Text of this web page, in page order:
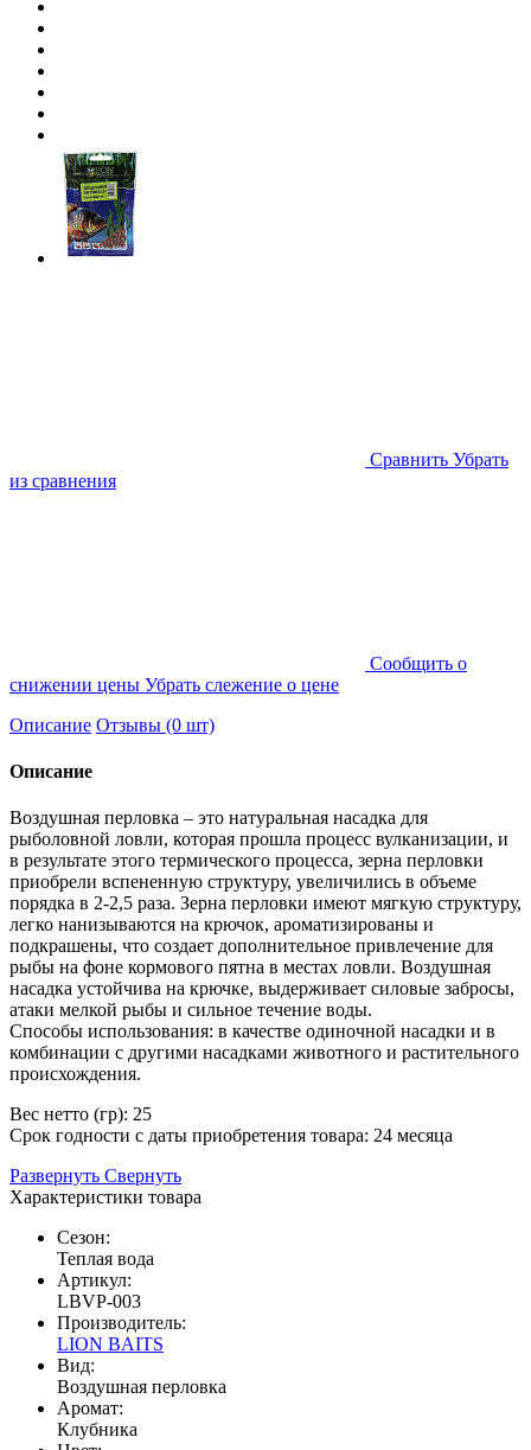
Cравнить Убрать
из сравнения
Cообщить о
снижении цены Убрать слежение о цене
Описание Отзывы (0 шт)
Описание
Воздушная перловка – это натуральная насадка для
рыболовной ловли, которая прошла процесс вулканизации, и
в результате этого термического процесса, зерна перловки
приобрели вспененную структуру, увеличились в объеме
порядка в 2-2,5 раза. Зерна перловки имеют мягкую структуру,
легко нанизываются на крючок, ароматизированы и
подкрашены, что создает дополнительное привлечение для
рыбы на фоне кормового пятна в местах ловли. Воздушная
насадка устойчива на крючке, выдерживает силовые забросы,
атаки мелкой рыбы и сильное течение воды.
Способы использования: в качестве одиночной насадки и в
комбинации с другими насадками животного и растительного
происхождения.
Вес нетто (гр): 25
Срок годности с даты приобретения товара: 24 месяца
Развернуть Свернуть
Характеристики товара
Сезон:
Теплая вода
Артикул:
LBVP-003
Производитель:
LION BAITS
Вид:
Воздушная перловка
Аромат:
Клубника